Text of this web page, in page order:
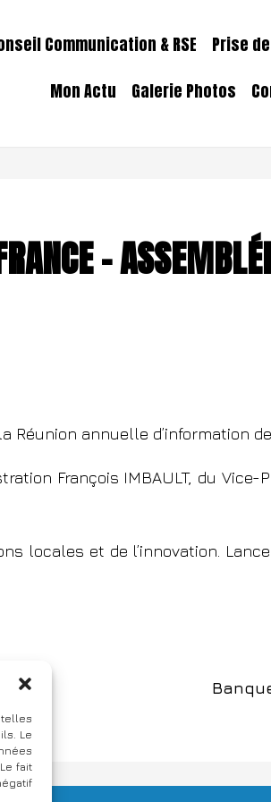
Le
fait
Communication & RSE Prise
Mon Actu
Galerie Photos
–
Réunion annuelle d’information
François IMBAULT, du
locales et de l’innovation.